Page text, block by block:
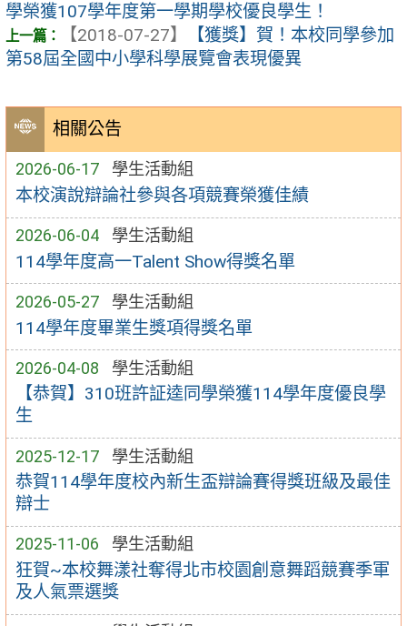
相關公告
2026-06-17 學生活動組
本校演說辯論社參與各項競賽榮獲佳績
2026-06-04 學生活動組
114學年度高一Talent Show得獎名單
2026-05-27 學生活動組
114學年度畢業生獎項得獎名單
2026-04-08 學生活動組
【恭賀】310班許証逵同學榮獲114學年度優良學
生
2025-12-17 學生活動組
恭賀114學年度校內新生盃辯論賽得獎班級及最佳
辯士
2025-11-06 學生活動組
狂賀~本校舞漾社奪得北市校園創意舞蹈競賽季軍
及人氣票選獎
學榮獲107學年度第一學期學校優良學生！
【2018-07-27】
【獲獎】賀！本校同學參加
第58屆全國中小學科學展覽會表現優異